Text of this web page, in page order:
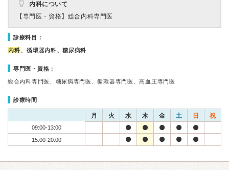
内科について
【専門医・資格】 総合内科専門医
診療科目：
内科、循環器内科、糖尿病科
専門医・資格：
総合内科専門医、糖尿病専門医、循環器専門医、高血圧専門医
診療時間
月 火 水 木 金 土 日 祝
09:00-13:00
15:00-20:00